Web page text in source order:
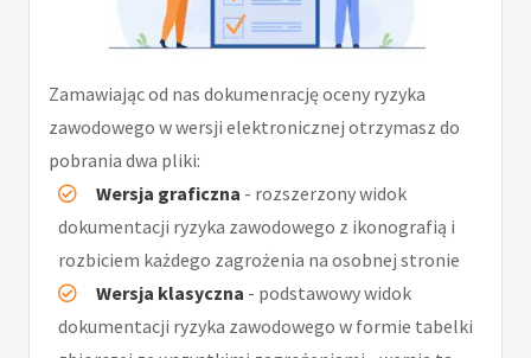
Zamawiając od nas dokumenrację oceny ryzyka
zawodowego w wersji elektronicznej otrzymasz do
pobrania dwa pliki:
Wersja graficzna - rozszerzony widok
dokumentacji ryzyka zawodowego z ikonografią i
rozbiciem każdego zagrożenia na osobnej stronie
Wersja klasyczna - podstawowy widok
dokumentacji ryzyka zawodowego w formie tabelki